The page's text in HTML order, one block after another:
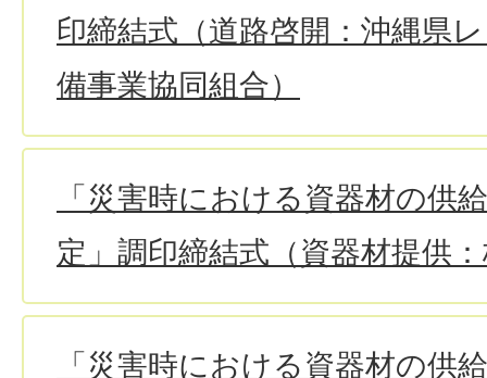
印締結式（道路啓開：沖縄県
備事業協同組合）
「災害時における資器材の供
定」調印締結式（資器材提供
「災害時における資器材の供